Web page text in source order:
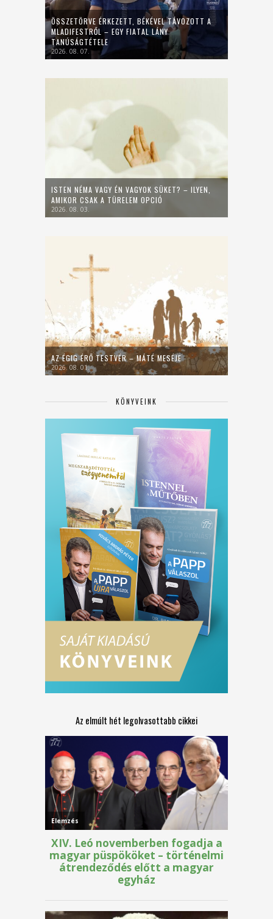
ÖSSZETÖRVE ÉRKEZETT, BÉKÉVEL TÁVOZOTT A
MLADIFESTRŐL – EGY FIATAL LÁNY
TANÚSÁGTÉTELE
2026. 08. 07.
ISTEN NÉMA VAGY ÉN VAGYOK SÜKET? – ILYEN,
AMIKOR CSAK A TÜRELEM OPCIÓ
2026. 08. 03.
AZ ÉGIG ÉRŐ TESTVÉR – MÁTÉ MESÉJE
2026. 08. 01.
KÖNYVEINK
Az elmúlt hét legolvasottabb cikkei